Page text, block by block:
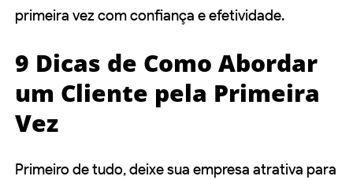
primeira vez com confiança e efetividade.
9 Dicas de Como Abordar
um Cliente pela Primeira
Vez
Primeiro de tudo, deixe sua empresa atrativa para